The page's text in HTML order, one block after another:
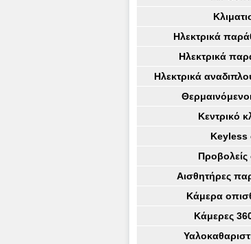
Ηλεκτρικά
Ηλεκτρικά
Ηλεκτρικά
Κεντρικό
Keyless
Προβολείς
Αισθητήρες
Κάμερα
Κάμερες